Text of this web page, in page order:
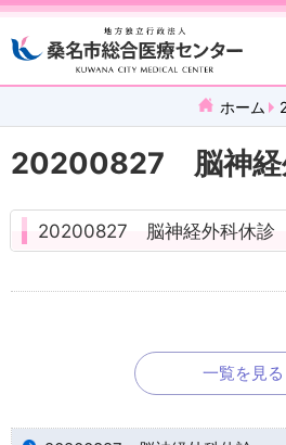
ホーム
20200827 脳神経
20200827 脳神経外科休診
一覧を見る